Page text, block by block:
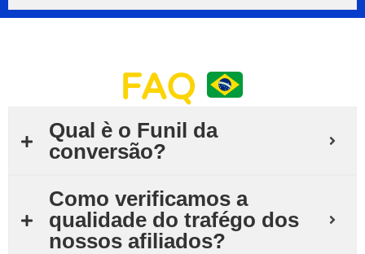
FAQ
Qual è o Funil da
conversão?
Como verificamos a
qualidade do trafégo dos
nossos afiliados?